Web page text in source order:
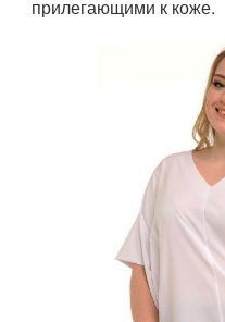
прилегающими к коже.